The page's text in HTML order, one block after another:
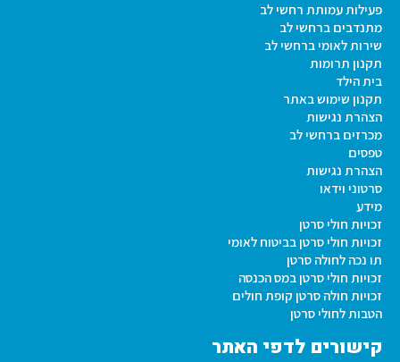
פעילות עמותת רחשי לב
מתנדבים ברחשי לב
שירות לאומי ברחשי לב
תקנון תרומות
בית הילד
תקנון שימוש באתר
הצהרת נגישות
מכרזים ברחשי לב
טפסים
הצהרת נגישות
סרטוני וידאו
מידע
זכויות חולי סרטן
זכויות חולי סרטן בביטוח לאומי
תו נכה לחולה סרטן
זכויות חולי סרטן במס הכנסה
זכויות חולה סרטן קופת חולים
הטבות לחולי סרטן
קישורים לדפי האתר